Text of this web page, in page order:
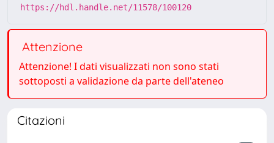
https://hdl.handle.net/11578/100120
Attenzione
Attenzione! I dati visualizzati non sono stati
sottoposti a validazione da parte dell'ateneo
Citazioni